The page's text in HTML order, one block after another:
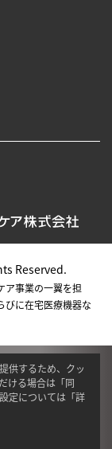
Reserved.
ア事業の一翼を担
びに在宅医療機器な
供するため、クッ
ける場合は「同
定については「詳